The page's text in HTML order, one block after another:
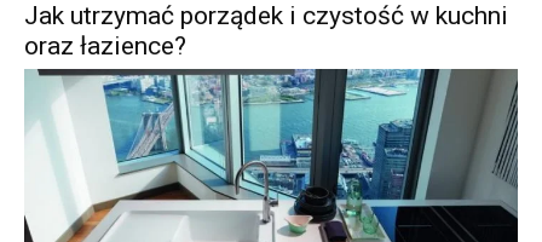
Jak utrzymać porządek i czystość w kuchni
oraz łazience?